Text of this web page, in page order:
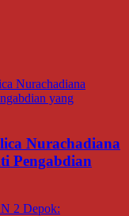
Nurachadiana
Pengabdian